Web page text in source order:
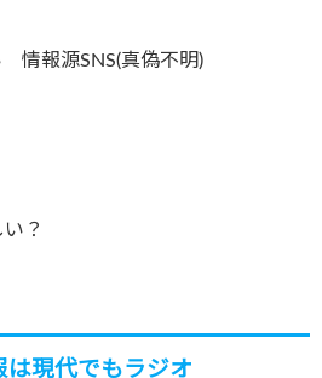
情報源SNS(真偽不明)
？
現代でもラジオ